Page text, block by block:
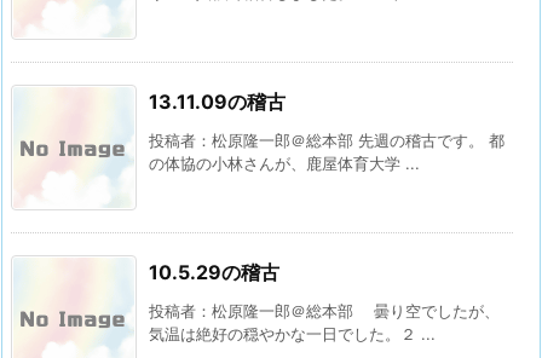
13.11.09の稽古
投稿者：松原隆一郎＠総本部 先週の稽古です。 都
の体協の小林さんが、鹿屋体育大学 ...
10.5.29の稽古
投稿者：松原隆一郎＠総本部 曇り空でしたが、
気温は絶好の穏やかな一日でした。２ ...